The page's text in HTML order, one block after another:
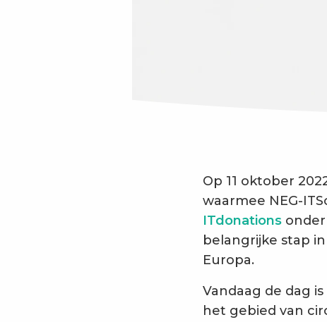
Op 11 oktober
waarmee NEG-
ITdonations
belangrijke stap
Europa.
Vandaag de dag
het gebied van